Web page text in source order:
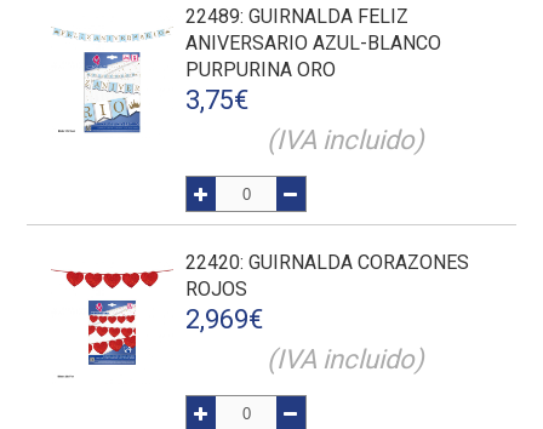
22489: GUIRNALDA FELIZ
ANIVERSARIO AZUL-BLANCO
PURPURINA ORO
3,75€
(IVA incluido)
22420: GUIRNALDA CORAZONES
ROJOS
2,969€
(IVA incluido)